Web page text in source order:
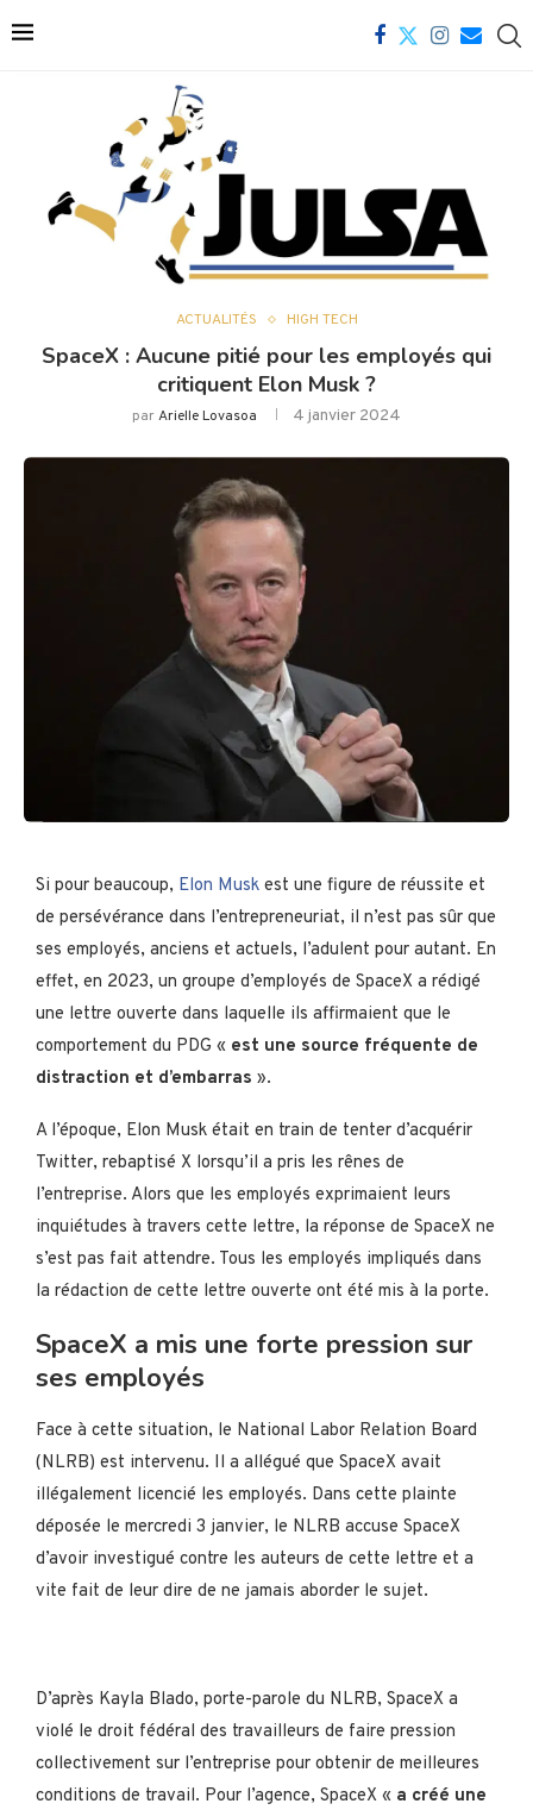
ACTUALITÉS HIGH TECH
SpaceX : Aucune pitié pour les employés qui
critiquent Elon Musk ?
parArielle Lovasoa 4 janvier 2024
Si pour beaucoup, Elon Musk est une figure de réussite et
de persévérance dans l’entrepreneuriat, il n’est pas sûr que
ses employés, anciens et actuels, l’adulent pour autant. En
effet, en 2023, un groupe d’employés de SpaceX a rédigé
une lettre ouverte dans laquelle ils affirmaient que le
comportement du PDG « est une source fréquente de
distraction et d’embarras ».
A l’époque, Elon Musk était en train de tenter d’acquérir
Twitter, rebaptisé X lorsqu’il a pris les rênes de
l’entreprise. Alors que les employés exprimaient leurs
inquiétudes à travers cette lettre, la réponse de SpaceX ne
s’est pas fait attendre. Tous les employés impliqués dans
la rédaction de cette lettre ouverte ont été mis à la porte.
SpaceX a mis une forte pression sur
ses employés
Face à cette situation, le National Labor Relation Board
(NLRB) est intervenu. Il a allégué que SpaceX avait
illégalement licencié les employés. Dans cette plainte
déposée le mercredi 3 janvier, le NLRB accuse SpaceX
d’avoir investigué contre les auteurs de cette lettre et a
vite fait de leur dire de ne jamais aborder le sujet.
D’après Kayla Blado, porte-parole du NLRB, SpaceX a
violé le droit fédéral des travailleurs de faire pression
collectivement sur l’entreprise pour obtenir de meilleures
conditions de travail. Pour l’agence, SpaceX « a créé une